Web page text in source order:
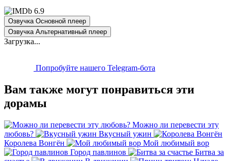
6.9
Озвучка Основной плеер
Озвучка Альтернативный плеер
Загрузка...
Попробуйте нашего Telegram-бота
Вам также могут понравиться эти
дорамы
Можно ли перевести эту
любовь?
Вкусный ужин
Королева Вонгён
Мой любимый вор
Город павлинов
Битва за